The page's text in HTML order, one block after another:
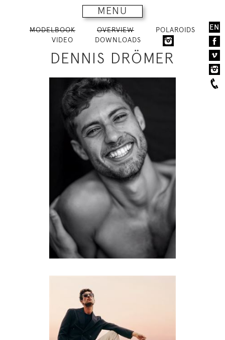
MENU
EN
MODELBOOK OVERVIEW
POLAROIDS
VIDEO
DOWNLOADS
DENNIS DRÖMER